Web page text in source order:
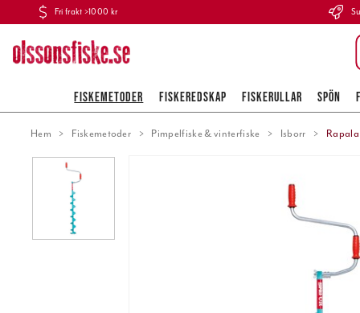
Fri frakt >1000 kr
FISKEMETODER FISKEREDSKAP FISKERULLAR SPÖN
Hem Fiskemetoder Pimpelfiske & vinterfiske Isborr